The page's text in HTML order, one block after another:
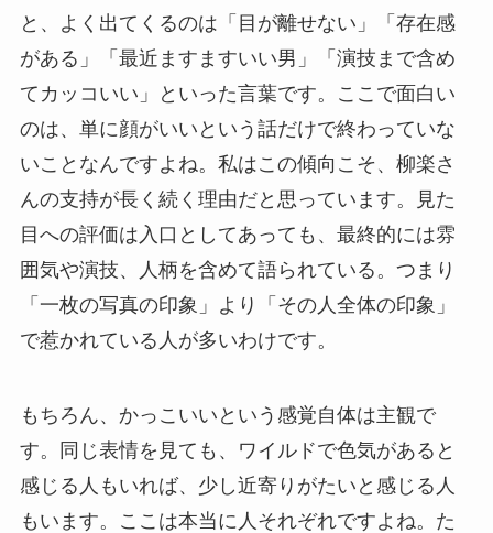
と、よく出てくるのは「目が離せない」「存在感
がある」「最近ますますいい男」「演技まで含め
てカッコいい」といった言葉です。ここで面白い
のは、単に顔がいいという話だけで終わっていな
いことなんですよね。私はこの傾向こそ、柳楽さ
んの支持が長く続く理由だと思っています。見た
目への評価は入口としてあっても、最終的には雰
囲気や演技、人柄を含めて語られている。つまり
「一枚の写真の印象」より「その人全体の印象」
で惹かれている人が多いわけです。
もちろん、かっこいいという感覚自体は主観で
す。同じ表情を見ても、ワイルドで色気があると
感じる人もいれば、少し近寄りがたいと感じる人
もいます。ここは本当に人それぞれですよね。た